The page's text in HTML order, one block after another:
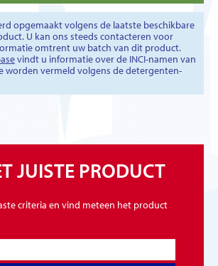
opgemaakt volgens de laatste beschikbare
U kan ons steeds contacteren voor
omtrent uw batch van dit product.
vindt u informatie over de INCI-namen van
worden vermeld volgens de detergenten-
JUISTE PRODUCT
criteria en vind meteen het product